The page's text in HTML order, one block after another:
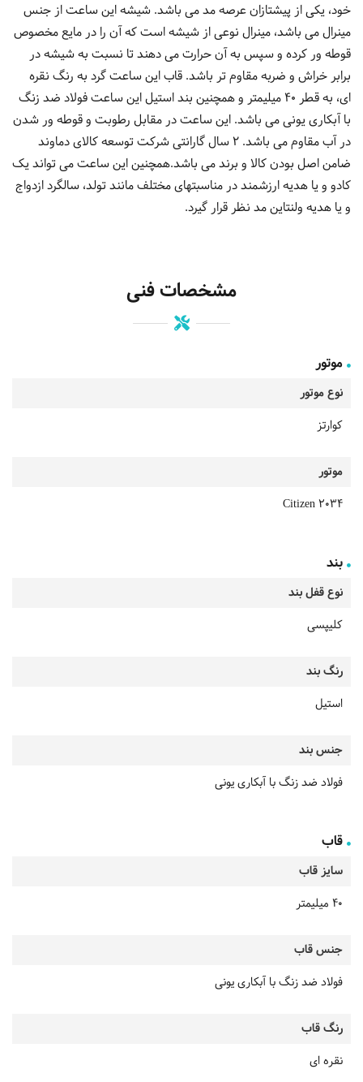
خود، یکی از پیشتازان عرصه مد می باشد. شیشه این ساعت از جنس
مینرال می باشد، مینرال نوعی از شیشه است که آن را در مایع مخصوص
قوطه ور کرده و سپس به آن حرارت می دهند تا نسبت به شیشه در
برابر خراش و ضربه مقاوم تر باشد. قاب این ساعت گرد به رنگ نقره
ای، به قطر 40 میلیمتر و همچنین بند استیل این ساعت فولاد ضد زنگ
با آبکاری یونی می باشد. این ساعت در مقابل رطوبت و قوطه ور شدن
در آب مقاوم می باشد. 2 سال گارانتی شرکت توسعه کالای دماوند
ضامن اصل بودن کالا و برند می باشد.همچنین این ساعت می تواند یک
کادو و یا هدیه ارزشمند در مناسبتهای مختلف مانند تولد، سالگرد ازدواج
و یا هدیه ولنتاین مد نظر قرار گیرد.
مشخصات فنی
موتور
نوع موتور
کوارتز
موتور
Citizen 2034
بند
نوع قفل بند
کلیپسی
رنگ بند
استیل
جنس بند
فولاد ضد زنگ با آبکاری یونی
قاب
سایز قاب
40 میلیمتر
جنس قاب
فولاد ضد زنگ با آبکاری یونی
رنگ قاب
نقره ای